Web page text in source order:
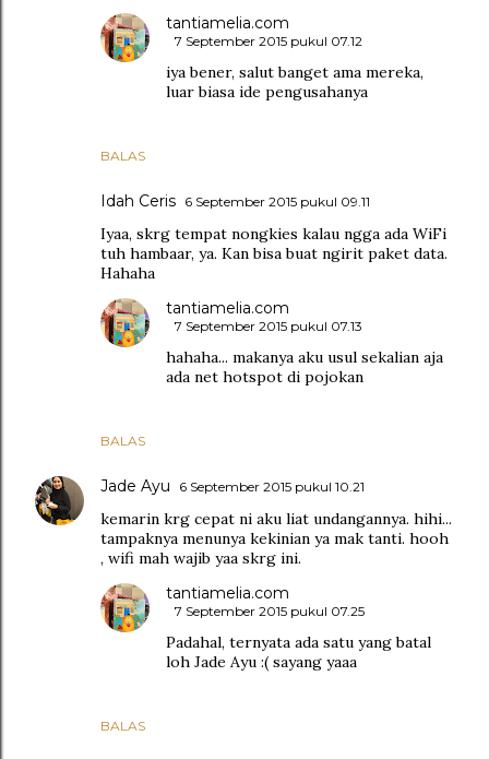
BALAS
tantiamelia.com
7 September 2015 pukul 07.12
iya bener, salut banget ama mereka,
luar biasa ide pengusahanya
Idah Ceris 6 September 2015 pukul 09.11
Iyaa, skrg tempat nongkies kalau ngga ada WiFi
tuh hambaar, ya. Kan bisa buat ngirit paket data.
Hahaha
BALAS
tantiamelia.com
7 September 2015 pukul 07.13
hahaha... makanya aku usul sekalian aja
ada net hotspot di pojokan
Jade Ayu 6 September 2015 pukul 10.21
kemarin krg cepat ni aku liat undangannya. hihi...
tampaknya menunya kekinian ya mak tanti. hooh
, wifi mah wajib yaa skrg ini.
BALAS
tantiamelia.com
7 September 2015 pukul 07.25
Padahal, ternyata ada satu yang batal
loh Jade Ayu :( sayang yaaa